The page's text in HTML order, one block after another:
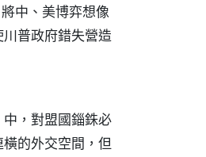
中、美博弈想像
普政府錯失營造
，對盟國錙銖必
的外交空間，但